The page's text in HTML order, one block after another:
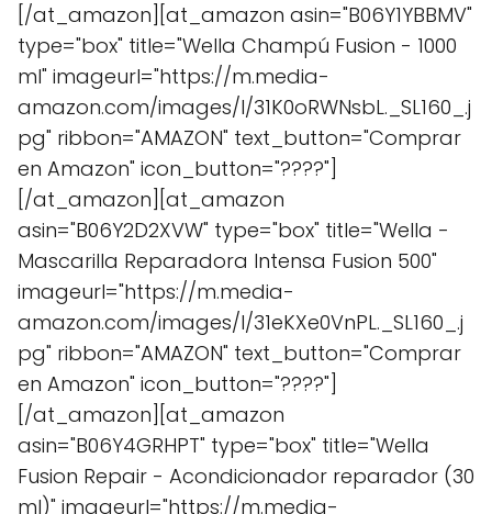
[/at_amazon][at_amazon asin="B06Y1YBBMV"
type="box" title="Wella Champú Fusion - 1000
ml" imageurl="https://m.media-
amazon.com/images/I/31K0oRWNsbL._SL160_.j
pg" ribbon="AMAZON" text_button="Comprar
en Amazon" icon_button="????"]
[/at_amazon][at_amazon
asin="B06Y2D2XVW" type="box" title="Wella -
Mascarilla Reparadora Intensa Fusion 500"
imageurl="https://m.media-
amazon.com/images/I/31eKXe0VnPL._SL160_.j
pg" ribbon="AMAZON" text_button="Comprar
en Amazon" icon_button="????"]
[/at_amazon][at_amazon
asin="B06Y4GRHPT" type="box" title="Wella
Fusion Repair - Acondicionador reparador (30
ml)" imageurl="https://m.media-